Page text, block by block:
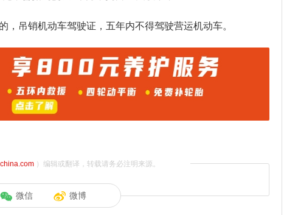
吊销机动车驾驶证，五年内不得驾驶营运机动车。
）编辑或翻译，转载请务必注明来源。
微信 微博